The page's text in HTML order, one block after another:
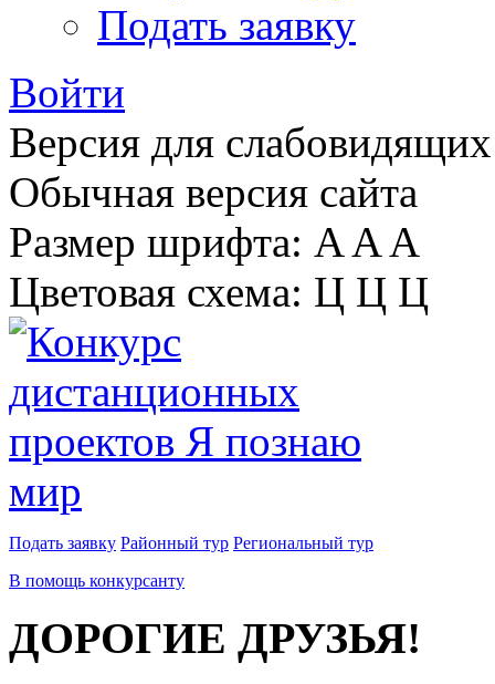
Подать заявку
Войти
Версия для слабовидящих
Обычная версия сайта
Размер шрифта: A A A
Цветовая схема: Ц Ц Ц
Подать заявку Районный тур Региональный тур
В помощь конкурсанту
ДОРОГИЕ ДРУЗЬЯ!